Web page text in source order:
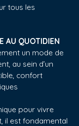
tous les
AU QUOTIDIEN
un mode de
au sein d’un
confort
pour vivre
il est fondamental